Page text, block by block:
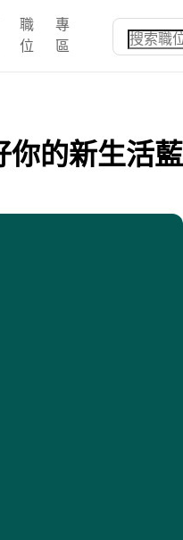
職
位
專
區
你的新生活藍